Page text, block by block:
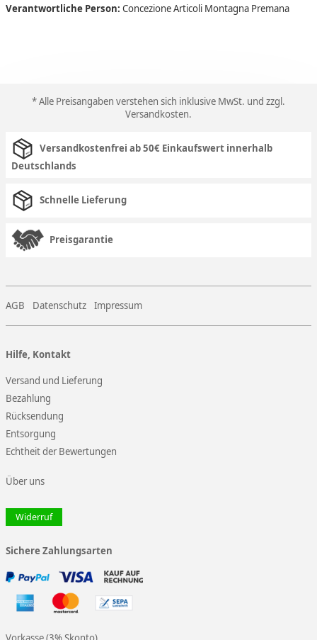
Verantwortliche Person: Concezione Articoli Montagna Premana
* Alle Preisangaben verstehen sich inklusive MwSt. und zzgl.
Versandkosten.
Versandkostenfrei ab 50€ Einkaufswert innerhalb
Deutschlands
Schnelle Lieferung
Preisgarantie
AGB Datenschutz Impressum
Hilfe, Kontakt
Versand und Lieferung
Bezahlung
Rücksendung
Entsorgung
Echtheit der Bewertungen
Über uns
Widerruf
Sichere Zahlungsarten